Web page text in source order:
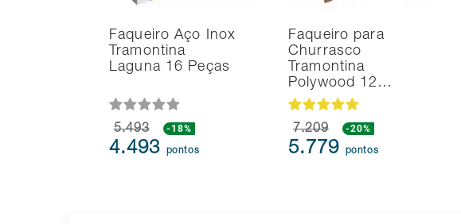
Faqueiro Aço Inox
Tramontina
Laguna 16 Peças
5.493 -18%
4.493 pontos
Faqueiro para
Churrasco
Tramontina
Polywood 12…
7.209 -20%
5.779 pontos